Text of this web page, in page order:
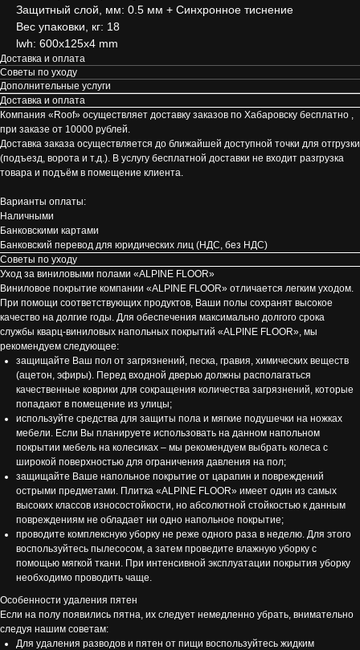
Защитный слой, мм: 0.5 мм + Cинхронное тиснение
Вес упаковки, кг: 18
lwh: 600x125x4 mm
Доставка и оплата
Советы по уходу
Дополнительные услуги
Доставка и оплата
Компания «Roof» осуществляет доставку заказов по Хабаровску бесплатно ,
при заказе от 10000 рублей.
Доставка заказа осуществляется до ближайшей доступной точки для отгрузки
(подъезд, ворота и т.д.). В услугу бесплатной доставки не входит разгрузка
товара и подъём в помещение клиента.
Варианты оплаты:
Наличными
Банковскими картами
Банковский перевод для юридических лиц (НДС, без НДС)
Советы по уходу
Уход за виниловыми полами «ALPINE FLOOR»
Виниловое покрытие компании «ALPINE FLOOR» отличается легким уходом.
При помощи соответствующих продуктов, Ваши полы сохранят высокое
качество на долгие годы. Для обеспечения максимально долгого срока
службы кварц-виниловых напольных покрытий «ALPINE FLOOR», мы
рекомендуем следующее:
защищайте Ваш пол от загрязнений, песка, гравия, химических веществ
(ацетон, эфиры). Перед входной дверью должны располагаться
качественные коврики для сокращения количества загрязнений, которые
попадают в помещение из улицы;
используйте средства для защиты пола и мягкие подушечки на ножках
мебели. Если Вы планируете использовать на данном напольном
покрытии мебель на колесиках – мы рекомендуем выбрать колеса с
широкой поверхностью для ограничения давления на пол;
защищайте Ваше напольное покрытие от царапин и повреждений
острыми предметами. Плитка «ALPINE FLOOR» имеет один из самых
высоких классов износостойкости, но абсолютной стойкостью к данным
повреждениям не обладает ни одно напольное покрытие;
проводите комплексную уборку не реже одного раза в неделю. Для этого
воспользуйтесь пылесосом, а затем проведите влажную уборку с
помощью мягкой ткани. При интенсивной эксплуатации покрытия уборку
необходимо проводить чаще.
Особенности удаления пятен
Если на полу появились пятна, их следует немедленно убрать, внимательно
следуя нашим советам:
Для удаления разводов и пятен от пищи воспользуйтесь жидким